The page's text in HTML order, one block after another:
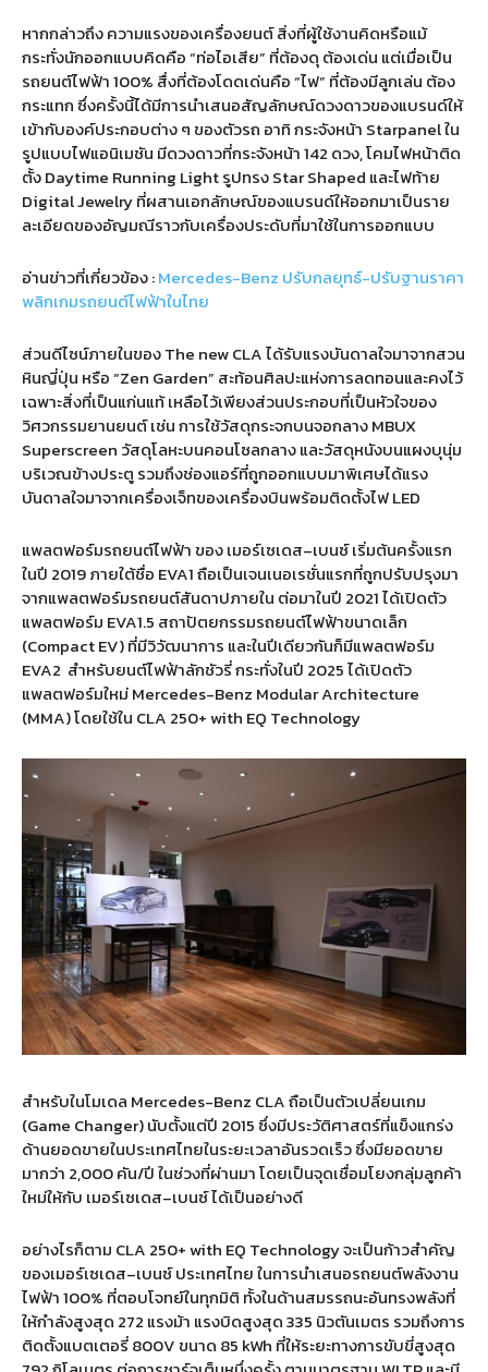
หากกล่าวถึง ความแรงของเครื่องยนต์ สิ่งที่ผู้ใช้งานคิดหรือแม้
กระทั่งนักออกแบบคิดคือ“ท่อไอเสีย” ที่ต้องดุ ต้องเด่น แต่เมื่อเป็น
รถยนต์ไฟฟ้า100% สื่งที่ต้องโดดเด่นคือ“ไฟ” ที่ต้องมีลูกเล่น ต้อง
กระแทก ซึ่งครั้งนี้ได้มีการนำเสนอสัญลักษณ์ดวงดาวของแบรนด์ให้
เข้ากับองค์ประกอบต่าง ๆ ของตัวรถ อาทิ กระจังหน้า Starpanelใน
รูปแบบไฟแอนิเมชัน มีดวงดาวที่กระจังหน้า142 ดวง,โคมไฟหน้าติด
ตั้งDaytime Running LightรูปทรงStar Shaped และไฟท้าย
Digital Jewelryที่ผสานเอกลักษณ์ของแบรนด์ให้ออกมาเป็นราย
ละเอียดของอัญมณีราวกับเครื่องประดับที่มาใช้ในการออกแบบ
อ่านข่าวที่เกี่ยวข้อง :Mercedes-Benz ปรับกลยุทธ์-ปรับฐานราคา
พลิกเกมรถยนต์ไฟฟ้าในไทย
ส่วนดีไซน์ภายในของThe new CLAได้รับแรงบันดาลใจมาจากสวน
หินญี่ปุ่น หรือ“Zen Garden” สะท้อนศิลปะแห่งการลดทอนและคงไว้
เฉพาะสิ่งที่เป็นแก่นแท้ เหลือไว้เพียงส่วนประกอบที่เป็นหัวใจของ
วิศวกรรมยานยนต์ เช่น การใช้วัสดุกระจกบนจอกลางMBUX
Superscreen วัสดุโลหะบนคอนโซลกลาง และวัสดุหนังบนแผงบุนุ่ม
บริเวณข้างประตู รวมถึงช่องแอร์ที่ถูกออกแบบมาพิเศษได้แรง
บันดาลใจมาจากเครื่องเจ็ทของเครื่องบินพร้อมติดตั้งไฟLED
แพลตฟอร์มรถยนต์ไฟฟ้า ของ เมอร์เซเดส–เบนซ์ เริ่มต้นครั้งแรก
ในปี 2019ภายใต้ชื่อ EVA1ถือเป็นเจนเนอเรชั่นแรกที่ถูกปรับปรุงมา
จากแพลตฟอร์มรถยนต์สันดาปภายใน ต่อมาในปี 2021ได้เปิดตัว
แพลตฟอร์ม EVA1.5 สถาปัตยกรรมรถยนต์ไฟฟ้าขนาดเล็ก
(Compact EV)ที่มีวิวัฒนาการ และในปีเดียวกันก็มีแพลตฟอร์ม
EVA2 สำหรับยนต์ไฟฟ้าลักชัวรี่ กระทั่งในปี 2025ได้เปิดตัว
แพลตฟอร์มใหม่Mercedes-Benz Modular Architecture
(MMA)โดยใช้ใน CLA 250+ with EQ Technology
สำหรับในโมเดล Mercedes-Benz CLAถือเป็นตัวเปลี่ยนเกม
(Game Changer)นับตั้งแต่ปี 2015 ซึ่งมีประวัติศาสตร์ที่แข็งแกร่ง
ด้านยอดขายในประเทศไทยในระยะเวลาอันรวดเร็ว ซึ่งมียอดขาย
มากว่า 2,000คัน/ปี ในช่วงที่ผ่านมา โดยเป็นจุดเชื่อมโยงกลุ่มลูกค้า
ใหม่ให้กับ เมอร์เซเดส–เบนซ์ ได้เป็นอย่างดี
อย่างไรก็ตาม CLA 250+ with EQ Technologyจะเป็นก้าวสำคัญ
ของเมอร์เซเดส–เบนซ์ ประเทศไทย ในการนำเสนอรถยนต์พลังงาน
ไฟฟ้า100% ที่ตอบโจทย์ในทุกมิติ ทั้งในด้านสมรรถนะอันทรงพลังที่
ให้กำลังสูงสุด 272 แรงม้า แรงบิดสูงสุด335 นิวตันเมตร รวมถึงการ
ติดตั้งแบตเตอรี่800Vขนาด 85 kWh ที่ให้ระยะทางการขับขี่สูงสุด